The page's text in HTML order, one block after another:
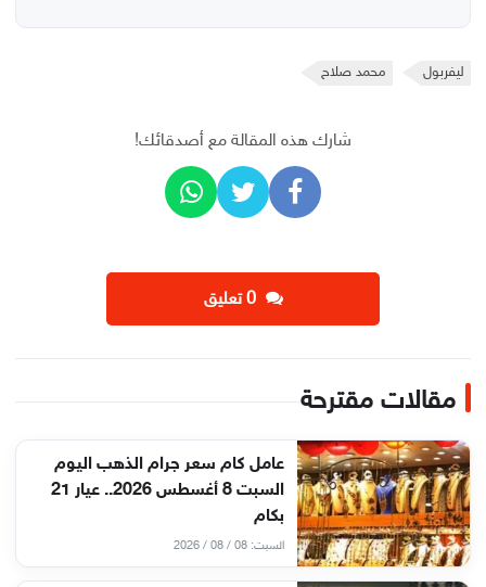
ليفربول محمد صلاح
شارك هذه المقالة مع أصدقائك!
‫0 تعليق
مقالات مقترحة
عامل كام سعر جرام الذهب اليوم
السبت 8 أغسطس 2026.. عيار 21
بكام
السبت: 08 / 08 / 2026